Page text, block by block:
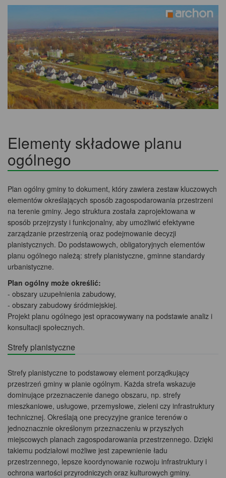
Elementy składowe planu
ogólnego
Plan ogólny gminy to dokument, który zawiera zestaw kluczowych
elementów określających sposób zagospodarowania przestrzeni
na terenie gminy. Jego struktura została zaprojektowana w
sposób przejrzysty i funkcjonalny, aby umożliwić efektywne
zarządzanie przestrzenią oraz podejmowanie decyzji
planistycznych. Do podstawowych, obligatoryjnych elementów
planu ogólnego należą: strefy planistyczne, gminne standardy
urbanistyczne.
Plan ogólny może określić:
- obszary uzupełnienia zabudowy,
- obszary zabudowy śródmiejskiej.
Projekt planu ogólnego jest opracowywany na podstawie analiz i
konsultacji społecznych.
Strefy planistyczne
Strefy planistyczne to podstawowy element porządkujący
przestrzeń gminy w planie ogólnym. Każda strefa wskazuje
dominujące przeznaczenie danego obszaru, np. strefy
mieszkaniowe, usługowe, przemysłowe, zieleni czy infrastruktury
technicznej. Określają one precyzyjne granice terenów o
jednoznacznie określonym przeznaczeniu w przyszłych
miejscowych planach zagospodarowania przestrzennego. Dzięki
takiemu podziałowi możliwe jest zapewnienie ładu
przestrzennego, lepsze koordynowanie rozwoju infrastruktury i
ochrona wartości przyrodniczych oraz kulturowych gminy.